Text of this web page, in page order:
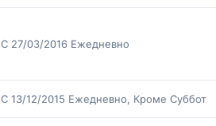
С 27/03/2016 Ежедневно
С 13/12/2015 Ежедневно, Кроме Суббот